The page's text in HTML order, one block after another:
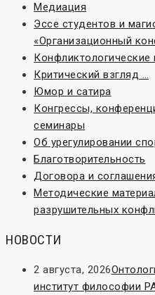
Медиация
Эссе студентов и
«Организационный
Критический взгляд …
Юмор и сатира
Конгрессы,
семинары
Об урегулировании
Благотворительность
Договора и
Методические
разрушительных
НОВОСТИ
2 августа, 2026
институт философии